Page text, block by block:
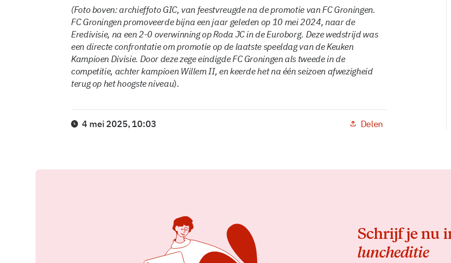
(Foto boven: archieffoto GIC, van feestvreugde na de promotie van FC Groningen.
FC Groningen promoveerde bijna een jaar geleden op 10 mei 2024, naar de
Eredivisie, na een 2-0 overwinning op Roda JC in de Euroborg. Deze wedstrijd was
een directe confrontatie om promotie op de laatste speeldag van de Keuken
Kampioen Divisie. Door deze zege eindigde FC Groningen als tweede in de
competitie, achter kampioen Willem II, en keerde het na één seizoen afwezigheid
terug op het hoogste niveau).
4 mei 2025, 10:03 Delen
Schrijf je nu
luncheditie